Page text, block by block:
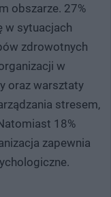
obszarze. 27%
w sytuacjach
zdrowotnych
w
oraz warsztaty
stresem,
18%
zapewnia